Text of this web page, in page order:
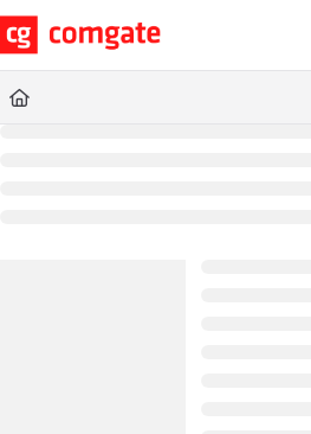
Documentation Index
Fetch the complete documentation
Use this file to discover all available